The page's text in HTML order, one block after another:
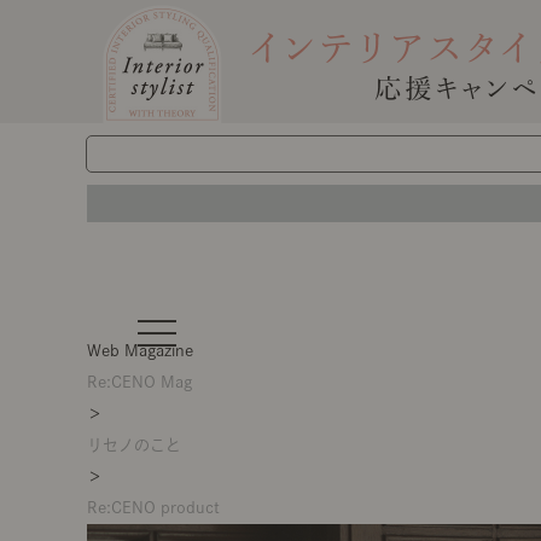
t
o
g
n
a
g
a
Web Magazine
Re:CENO Mag
＞
リセノのこと
＞
Re:CENO product